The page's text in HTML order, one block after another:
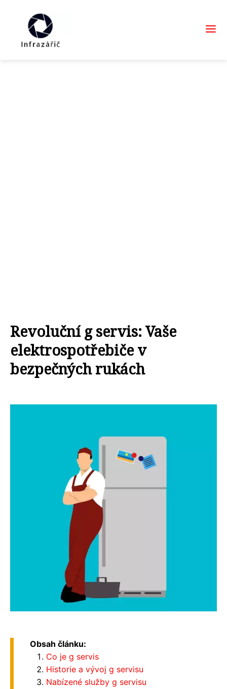
Revoluční g servis: Vaše
elektrospotřebiče v
bezpečných rukách
Obsah článku:
Co je g servis
Historie a vývoj g servisu
Nabízené služby g servisu